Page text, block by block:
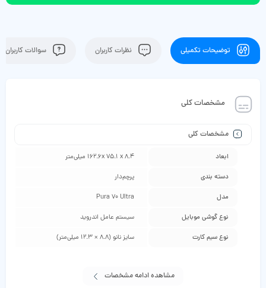
توضیحات تکمیلی نظرات کاربران سوالات کاربران
مشخصات کلی
مشخصات کلی
ابعاد 162.6x 75.1 x 8.4 میلی‌متر
دسته ‌بندی پرچم‌دار
مدل Pura 70 Ultra
نوع گوشی موبایل سیستم عامل اندروید
نوع سیم کارت سایز نانو (8.8 × 12.3 میلی‌متر)
مشاهده ادامه مشخصات